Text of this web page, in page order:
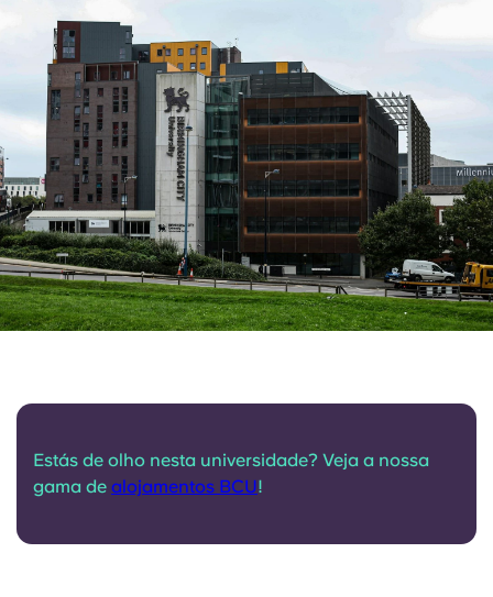
Estás de olho nesta universidade? Veja a nossa
gama de alojamentos BCU!